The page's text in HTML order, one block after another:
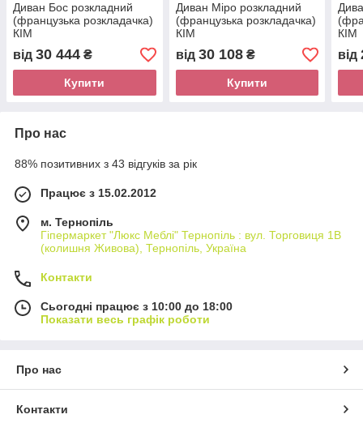
Диван Бос розкладний
(французька розкладачка)
КІМ
від 30 444 ₴
Купити
Диван Міро розкладний
(французька розкладачка)
КІМ
від 30 108₴
Купити
КІМ
від
Про нас
88% позитивних з 43 відгуків за рік
Працює з 15.02.2012
м. Тернопіль
Гіпермаркет "Люкс Меблі" Тернопіль : вул. Торговиця 1В
(колишня Живова), Тернопіль, Україна
Контакти
Сьогодні працює з 10:00 до 18:00
Показати весь графік роботи
Про нас
Контакти